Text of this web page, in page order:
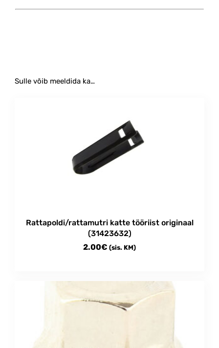
Sulle võib meeldida ka…
Rattapoldi/rattamutri katte tööriist originaal
(31423632)
2.00€ (sis. KM)